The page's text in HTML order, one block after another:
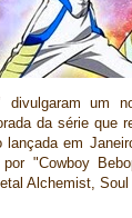
divulgaram um
da série que
em
"Cowboy
Alchemist, Soul